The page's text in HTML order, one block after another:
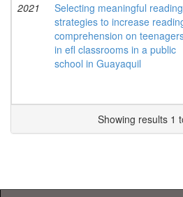
2021
Selecting meaningful reading
strategies to increase
comprehension on
in efl classrooms in a public
school in Guayaquil
Showing results 1